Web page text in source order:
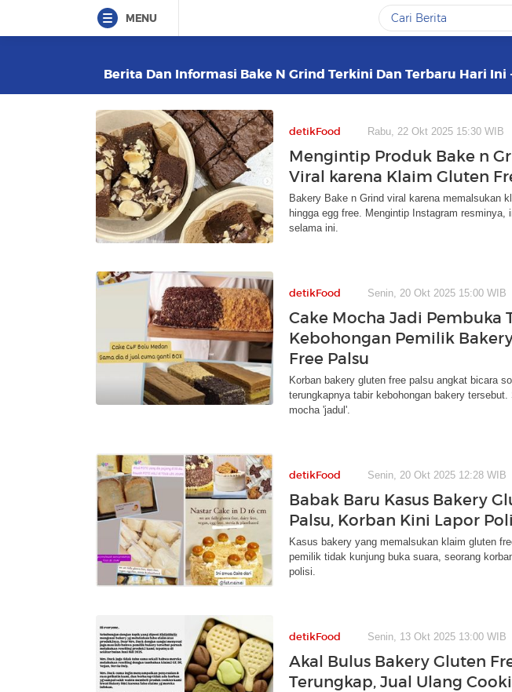
MENU
Berita Dan Informasi Bake N Grind Terkini Dan Terbaru Hari Ini
detikFood Rabu, 22 Okt 2025 15:30 WIB
Mengintip Produk Bake n
Viral karena Klaim Gluten
Bakery Bake n Grind viral karena memalsukan
hingga egg free. Mengintip Instagram resminya,
selama ini.
detikFood Senin, 20 Okt 2025 15:00 WIB
Cake Mocha Jadi Pembuka
Kebohongan Pemilik
Free Palsu
Korban bakery gluten free palsu angkat bicara
terungkapnya tabir kebohongan bakery
mocha 'jadul'.
detikFood Senin, 20 Okt 2025 12:28 WIB
Babak Baru Kasus Bakery
Palsu, Korban Kini Lapor
Kasus bakery yang memalsukan klaim gluten
pemilik tidak kunjung buka suara, seorang
polisi.
detikFood Senin, 13 Okt 2025 13:00 WIB
Akal Bulus Bakery Gluten
Terungkap, Jual Ulang